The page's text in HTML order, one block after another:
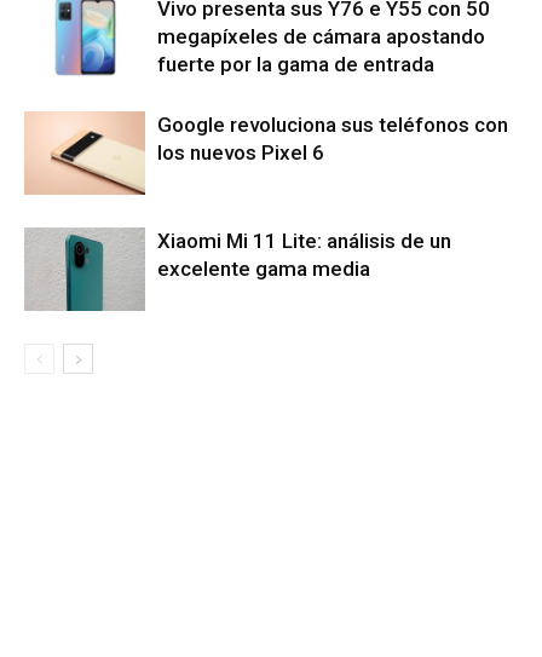
Vivo presenta sus Y76 e Y55 con 50
megapíxeles de cámara apostando
fuerte por la gama de entrada
Google revoluciona sus teléfonos con
los nuevos Pixel 6
Xiaomi Mi 11 Lite: análisis de un
excelente gama media